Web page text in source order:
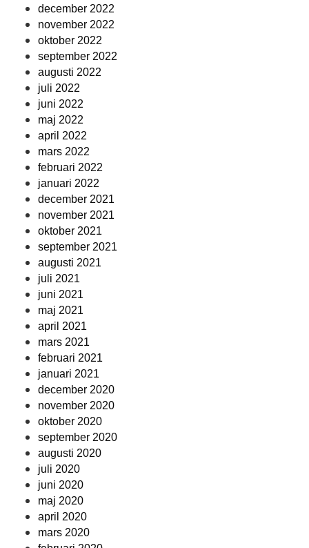
december 2022
november 2022
oktober 2022
september 2022
augusti 2022
juli 2022
juni 2022
maj 2022
april 2022
mars 2022
februari 2022
januari 2022
december 2021
november 2021
oktober 2021
september 2021
augusti 2021
juli 2021
juni 2021
maj 2021
april 2021
mars 2021
februari 2021
januari 2021
december 2020
november 2020
oktober 2020
september 2020
augusti 2020
juli 2020
juni 2020
maj 2020
april 2020
mars 2020